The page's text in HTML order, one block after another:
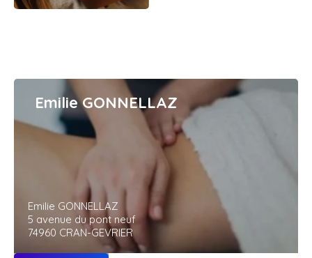
Emilie GONNELLAZ
Emilie GONNELLAZ
5 avenue du pont neuf
74960 CRAN-GEVRIER